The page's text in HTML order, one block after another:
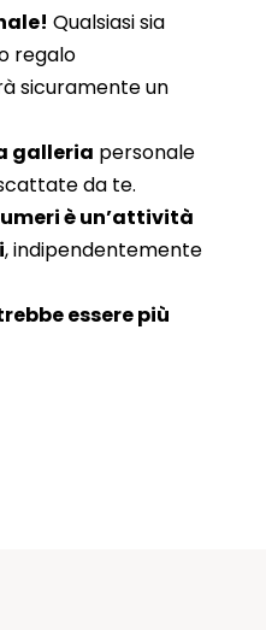
Qualsiasi sia
regalo
sicuramente un
galleria personale
da te.
è un’attività
, indipendentemente
essere più